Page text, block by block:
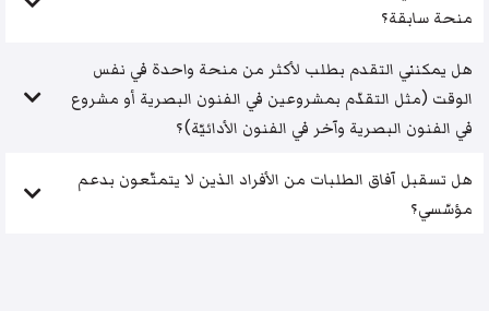
منحة سابقة؟
هل يمكنني التقدم بطلب لأكثر من منحة واحدة في نفس
الوقت (مثل التقدّم بمشروعين في الفنون البصرية أو مشروع
في الفنون البصرية وآخر في الفنون الأدائيّة)؟
هل تسقبل آفاق الطلبات من الأفراد الذين لا يتمتّعون بدعم
مؤسّسي؟